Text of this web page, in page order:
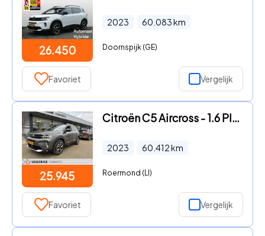
26.450
2023 60.083km
Doornspijk (GE)
Favoriet Vergelijk
25.945
Citroën C5 Aircross - 1.6 Plug-in Hybrid (225 pk) Shine, navi, leer, ect. Rijklaar
2023 60.412km
Roermond (LI)
Favoriet Vergelijk